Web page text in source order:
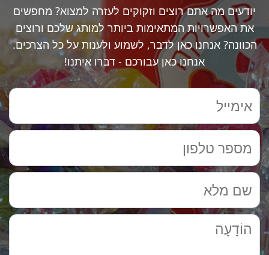
יודעים מה אתם רוצים וזקוקים לעזרה למצוא? מחפשים
את האפשרויות המתאימות ביותר למותג שלכם ורוצים
הכוונה? אנחנו כאן לדבר, לשמוע ולענות על כל הצרכים.
אנחנו כאן עבורכם - דברו איתנו!